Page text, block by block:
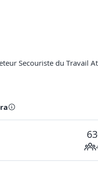
Secouriste du Travail